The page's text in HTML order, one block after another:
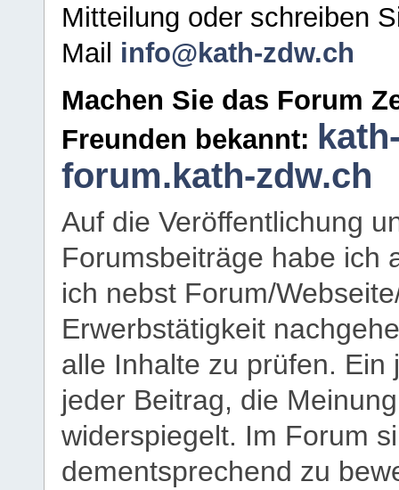
Mitteilung oder schreiben
Mail info@kath-zdw.ch
Machen Sie das Forum
Freunden bekannt:
forum.kath-zdw.ch
Auf die Veröffentlichung
Forumsbeiträge habe ich
ich nebst Forum/
Erwerbstätigkeit
alle Inhalte zu prüfen.
jeder Beitrag, die
widerspiegelt. Im Forum
dementsprechend zu